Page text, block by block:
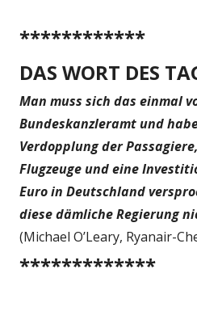
************
DAS WORT DES
Man muss sich das einmal
Bundeskanzleramt und
Verdopplung der
Flugzeuge und eine
Euro in Deutschland
diese dämliche Regierung
(Michael O’Leary, Ryanair-
*************